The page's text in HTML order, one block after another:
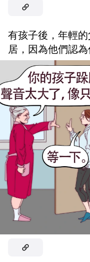
有孩子後，年輕
居，因為他們認為